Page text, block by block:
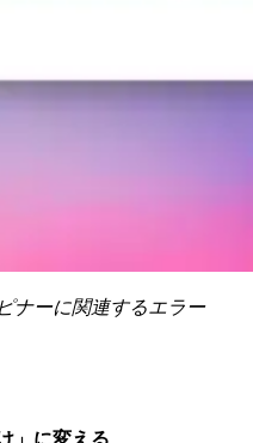
ナーに関連するエラー